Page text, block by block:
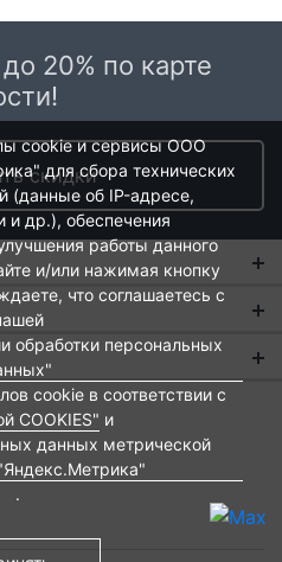
20% по карте
скидки
данных
cookie и сервисы ООО
для сбора технических
(данные об IP-адресе,
и др.), обеспечения
работы данного
и/или нажимая кнопку
что соглашаетесь с
обработки персональных
cookie в соответствии с
COOKIES" и
данных метрической
.